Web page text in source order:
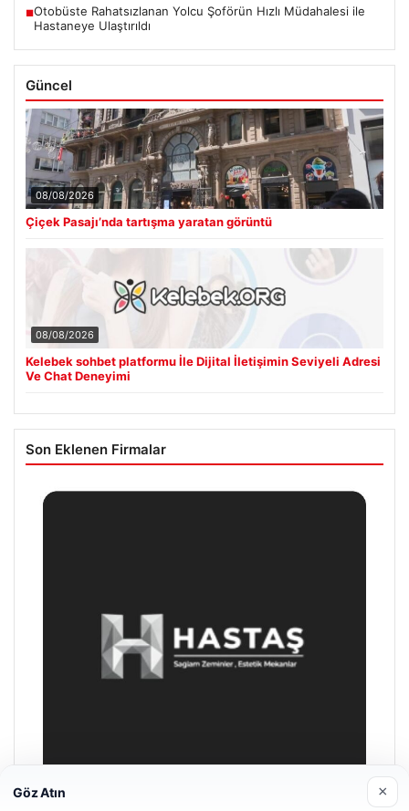
■Otobüste Rahatsızlanan Yolcu Şoförün Hızlı Müdahalesi ile
Hastaneye Ulaştırıldı
Güncel
08/08/2026
Çiçek Pasajı’nda tartışma yaratan görüntü
08/08/2026
Kelebek sohbet platformu İle Dijital İletişimin Seviyeli Adresi
Ve Chat Deneyimi
Son Eklenen Firmalar
Göz Atın ×